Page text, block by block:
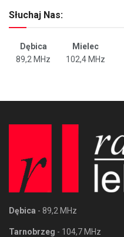
Słuchaj Nas:
Dębica Mielec
89,2 MHz
102,4 MHz
Dębica - 89,2 MHz
Tarnobrzeg - 104,7 MHz